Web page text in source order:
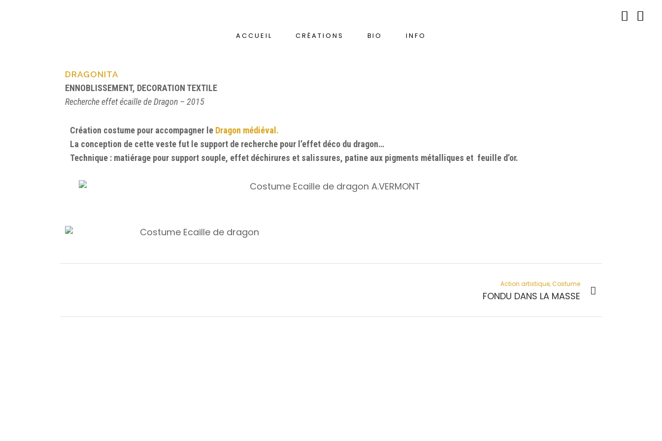
ACCUEIL CRÉATIONS BIO INFO
DRAGONITA
ENNOBLISSEMENT, DECORATION TEXTILE
Recherche effet écaille de Dragon – 2015
Création costume pour accompagner le Dragon médiéval.
La conception de cette veste fut le support de recherche pour l’effet déco du dragon…
Technique : matiérage pour support souple, effet déchirures et salissures, patine aux pigments métalliques et feuille d’or.
Action artistique, Costume
FONDU DANS LA MASSE